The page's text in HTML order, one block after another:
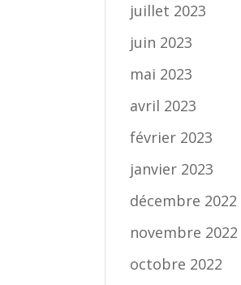
juillet 2023
juin 2023
mai 2023
avril 2023
février 2023
janvier 2023
décembre 2022
novembre 2022
octobre 2022